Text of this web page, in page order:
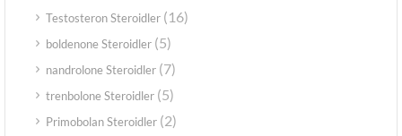
Testosteron Steroidler (16)
boldenone Steroidler (5)
nandrolone Steroidler (7)
trenbolone Steroidler (5)
Primobolan Steroidler (2)